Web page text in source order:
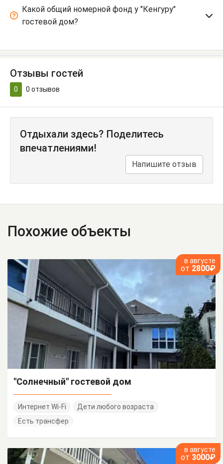
Какой общий номерной фонд у "Кенгуру"
гостевой дом?
Отзывы гостей
0 0 отзывов
Отдыхали здесь? Поделитесь
впечатлениями!
Напишите отзыв
Похожие объекты
в августе
от 2800₽
"Солнечный" гостевой дом
Интернет Wi-Fi
Дети любого возраста
Есть трансфер
в августе
от 3000₽